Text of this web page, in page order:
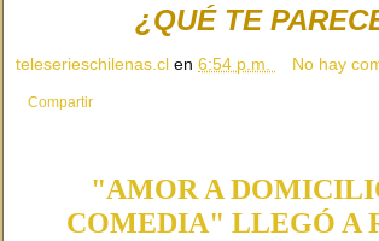
¿QUÉ TE
teleserieschilenas.cl en 6:54 p.m. No hay
Compartir
"AMOR A
COMEDIA" LLEGÓ A